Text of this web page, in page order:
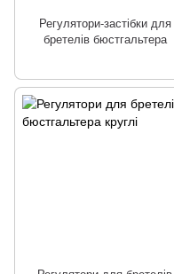
Регулятори-застібки для
бретелів бюстгальтера